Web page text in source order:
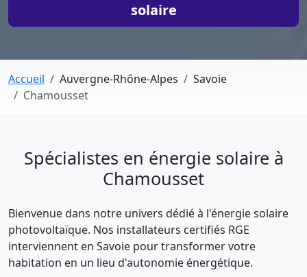
solaire
Accueil Auvergne-Rhône-Alpes
Savoie
Chamousset
Spécialistes en énergie solaire à
Chamousset
Bienvenue dans notre univers dédié à l'énergie solaire
photovoltaïque. Nos installateurs certifiés RGE
interviennent en Savoie pour transformer votre
habitation en un lieu d'autonomie énergétique.